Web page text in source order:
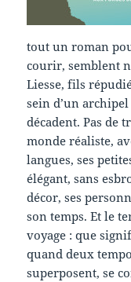
tout un roman
courir, semblent
Liesse, fils
sein d’un
décadent. Pas de
monde réaliste,
langues, ses
élégant, sans
décor, ses
son temps. Et le
voyage : que
quand deux
superposent, se